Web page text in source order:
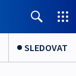
SLEDOVAT